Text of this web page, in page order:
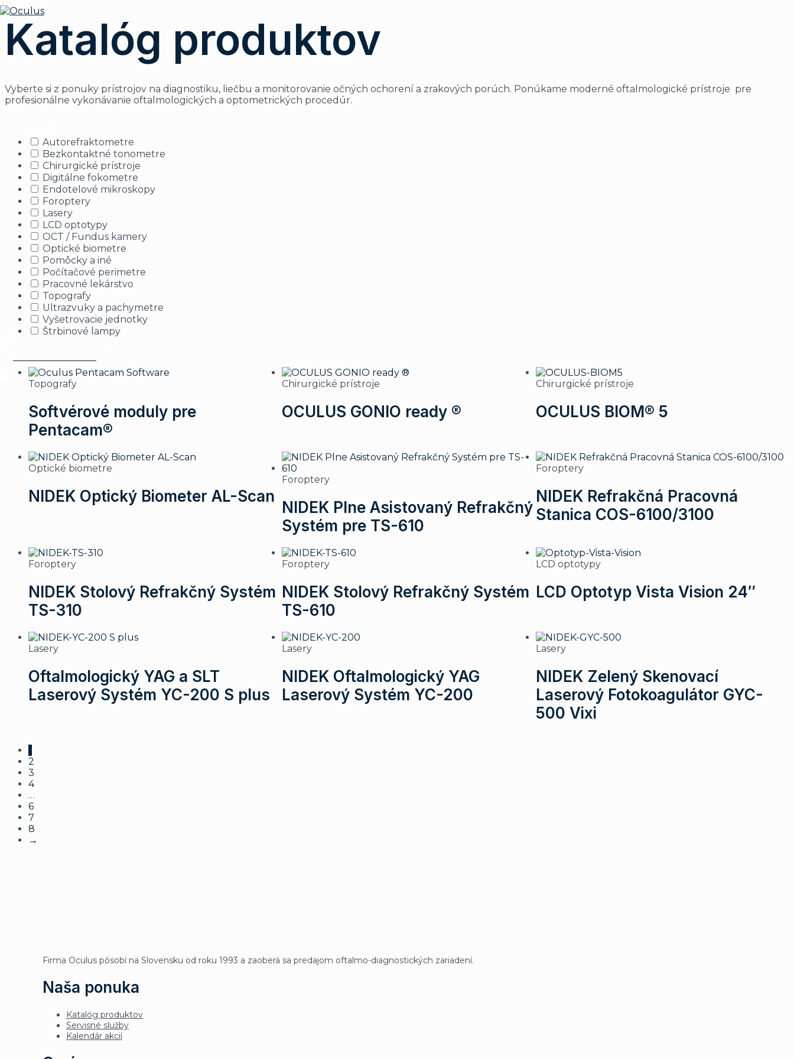
Preskočiť
na
obsah
Domov
Katalóg produktov
Kalendár akcií
O nás
Blog
Kontakt
Hľadať
Katalóg produktov
Vyberte si z ponuky prístrojov na diagnostiku, liečbu a monitorovanie očných ochorení a zrakových porúch. Ponúkame moderné oftalmologické prístroje pre
profesionálne vykonávanie oftalmologických a optometrických procedúr.
Autorefraktometre
Bezkontaktné tonometre
Chirurgické prístroje
Digitálne fokometre
Endotelové mikroskopy
Foroptery
Lasery
LCD optotypy
OCT / Fundus kamery
Optické biometre
Pomôcky a iné
Počítačové perimetre
Pracovné lekárstvo
Topografy
Ultrazvuky a pachymetre
Vyšetrovacie jednotky
Štrbinové lampy
Topografy
Softvérové moduly pre
Pentacam®
Chirurgické prístroje
OCULUS GONIO ready ®
Chirurgické prístroje
OCULUS BIOM® 5
Optické biometre
NIDEK Optický Biometer AL-Scan
Foroptery
NIDEK Plne Asistovaný Refrakčný
Systém pre TS-610
Foroptery
NIDEK Refrakčná Pracovná
Stanica COS-6100/3100
Foroptery
NIDEK Stolový Refrakčný Systém
TS-310
Foroptery
NIDEK Stolový Refrakčný Systém
TS-610
LCD optotypy
LCD Optotyp Vista Vision 24″
Lasery
Oftalmologický YAG a SLT
Laserový Systém YC-200 S plus
Lasery
NIDEK Oftalmologický YAG
Laserový Systém YC-200
Lasery
NIDEK Zelený Skenovací
Laserový Fotokoagulátor GYC-
500 Vixi
2
3
4
…
6
7
8
→
Firma Oculus pôsobí na Slovensku od roku 1993 a zaoberá sa predajom oftalmo-diagnostických zariadení.
Naša ponuka
Katalóg produktov
Servisné služby
Kalendár akcií